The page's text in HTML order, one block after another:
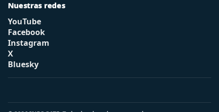
Nuestras redes
YouTube
Facebook
Instagram
X
Bluesky